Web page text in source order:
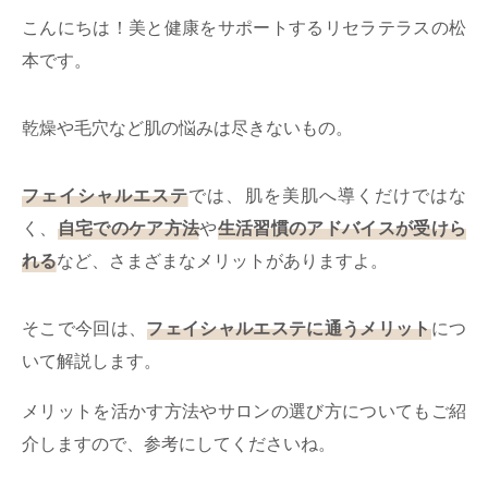
は？ ニキビ 日焼け 首
のしわ 敏感肌 た
こんにちは！美と健康をサポートするリセラテラスの松
本です。
乾燥や毛穴など肌の悩みは尽きないもの。
フェイシャルエステでは、肌を美肌へ導くだけではな
く、 自宅でのケア方法や生活習慣のアドバイスが受けら
れるなど、さまざまなメリットがありますよ。
そこで今回は、 フェイシャルエステに通うメリットにつ
いて解説します。
メリットを活かす方法やサロンの選び方についてもご紹
介しますので、参考にしてくださいね。